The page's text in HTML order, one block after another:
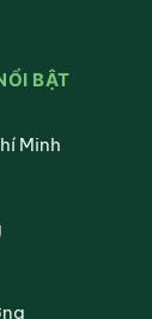
BẬT
Minh